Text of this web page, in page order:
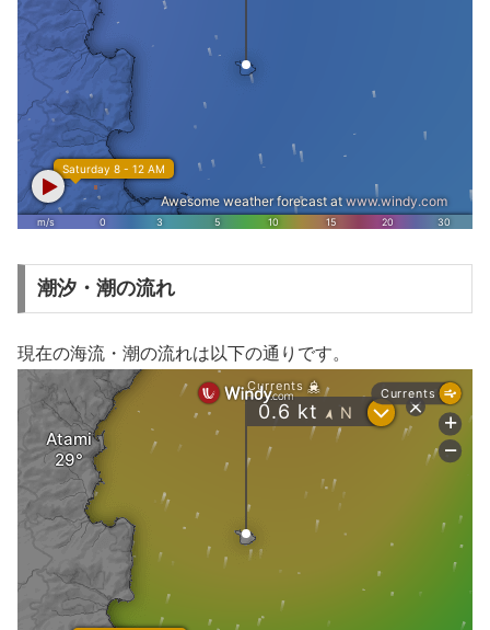
潮汐・潮の流れ
現在の海流・潮の流れは以下の通りです。